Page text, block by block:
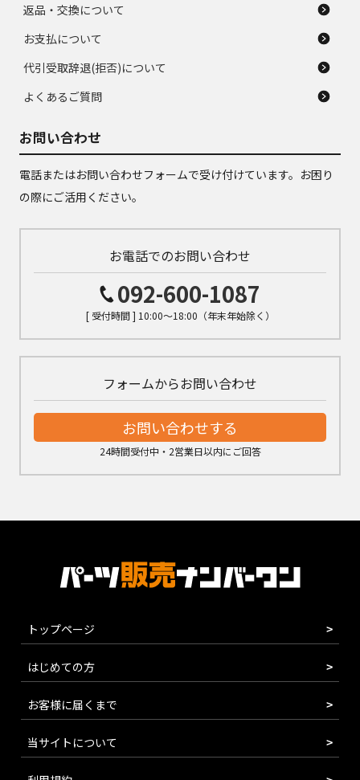
返品・交換について
お支払について
代引受取辞退(拒否)について
よくあるご質問
お問い合わせ
電話またはお問い合わせフォームで受け付けています。お困り
の際にご活用ください。
お電話でのお問い合わせ
092-600-1087
[ 受付時間 ] 10:00～18:00（年末年始除く）
フォームからお問い合わせ
お問い合わせする
24時間受付中・2営業日以内にご回答
トップページ
はじめての方
お客様に届くまで
当サイトについて